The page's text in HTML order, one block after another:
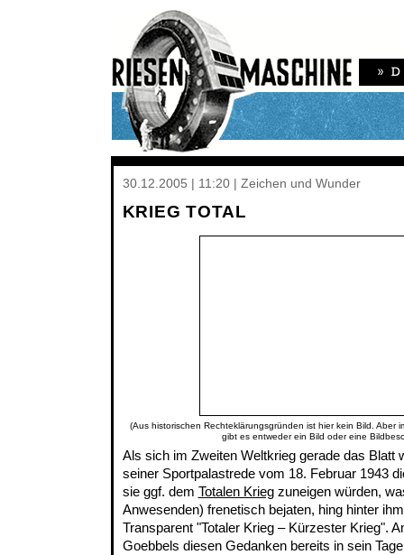
30.12.2005 | 11:20 | Zeichen und Wunder
KRIEG TOTAL
(Aus historischen Rechteklärungsgründen ist hier kein Bild. Aber
gibt es entweder ein Bild oder eine
Als sich im Zweiten Weltkrieg gerade das Blatt
seiner Sportpalastrede vom 18. Februar 1943
sie ggf. dem Totalen Kriegzuneigen würden,
Anwesenden) frenetisch bejaten, hing hinter
Transparent "Totaler Krieg – Kürzester Krieg".
Goebbels diesen Gedanken bereits in sein